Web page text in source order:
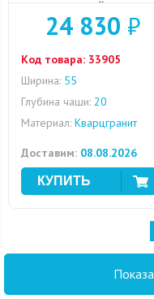
грей
24 830 ₽
Код товара: 33905
Ширина: 55
Глубина чаши: 20
Материал: Кварцгранит
Доставим: 08.08.2026